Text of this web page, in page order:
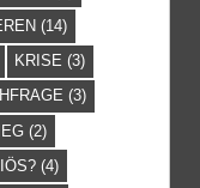
(14)
KRISE (3)
(3)
(2)
(4)